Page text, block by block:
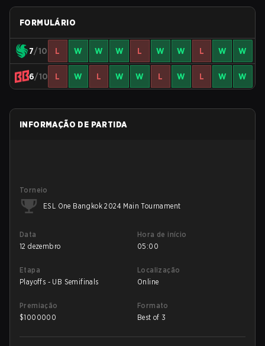
FORMULÁRIO
7/10 L W W W L W W L W W
6/10 L W L W W L W L W W
INFORMAÇÃO DE PARTIDA
Torneio
ESL One Bangkok 2024 Main Tournament
Data
12 dezembro
Hora de início
05:00
Etapa
Playoffs - UB Semifinals
Localização
Online
Premiação
$1000000
Formato
Best of 3